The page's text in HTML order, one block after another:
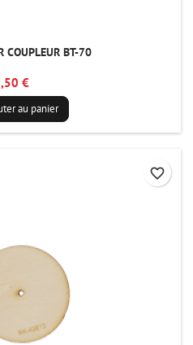
COUPLEUR BT-70
€
au panier
favorite_border